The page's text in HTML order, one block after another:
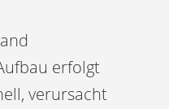
erfolgt
verursacht